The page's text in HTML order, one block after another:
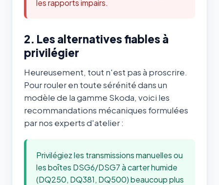
les rapports impairs.
2. Les alternatives fiables à
privilégier
Heureusement, tout n'est pas à proscrire.
Pour rouler en toute sérénité dans un
modèle de la gamme Skoda, voici les
recommandations mécaniques formulées
par nos experts d'atelier :
Privilégiez les transmissions manuelles ou
les boîtes DSG6/DSG7 à carter humide
(DQ250, DQ381, DQ500) beaucoup plus